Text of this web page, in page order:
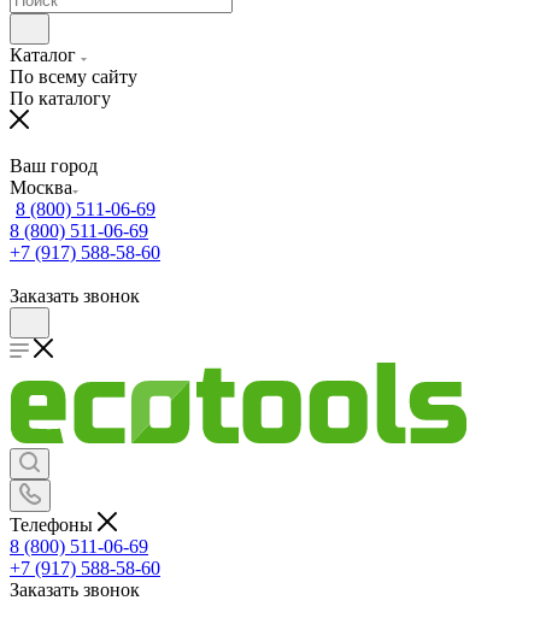
Каталог
По всему сайту
По каталогу
Ваш город
Москва
8 (800) 511-06-69
8 (800) 511-06-69
+7 (917) 588-58-60
Заказать звонок
Телефоны
8 (800) 511-06-69
+7 (917) 588-58-60
Заказать звонок